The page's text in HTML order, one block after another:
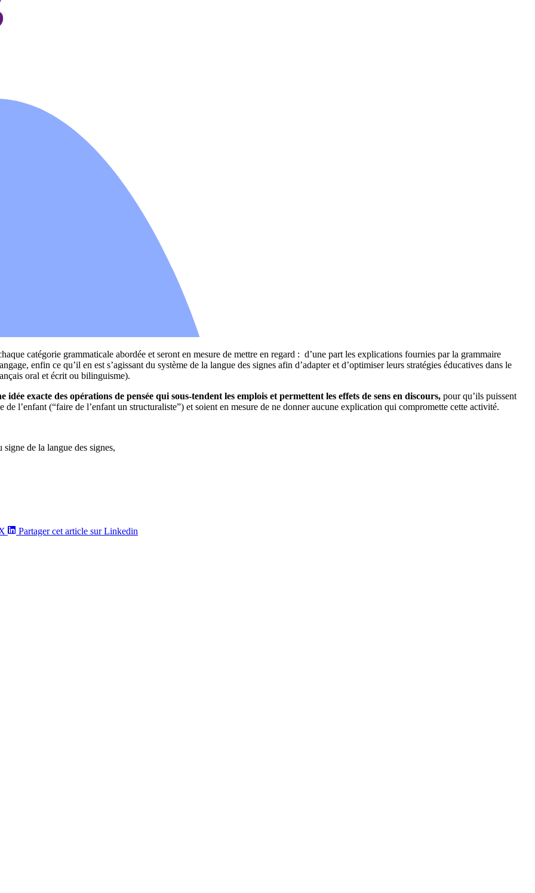
catégorie grammaticale abordée et seront en mesure de mettre en regard : d’une part les explications fournies par la grammaire
enfin ce qu’il en est s’agissant du système de la langue des signes afin d’adapter et d’optimiser leurs stratégies éducatives dans le
oral et écrit ou bilinguisme).
exacte des opérations de pensée qui sous-tendent les emplois et permettent les effets de sens en discours, pour qu’ils puissent
l’enfant (“faire de l’enfant un structuraliste”) et soient en mesure de ne donner aucune explication qui compromette cette activité.
de la langue des signes,
Partager cet article sur Linkedin